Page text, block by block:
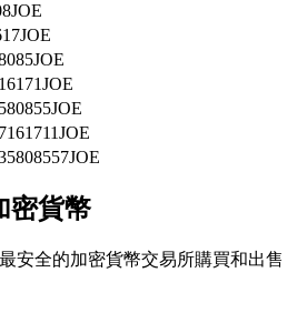
大數據分析
JOE
JOE
JOE
JOE
JOE
JOE
JOE
密貨幣
安全的加密貨幣交易所購買和出售